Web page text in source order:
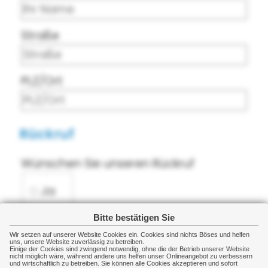
Bitte bestätigen Sie
Wir setzen auf unserer Website Cookies ein. Cookies sind nichts Böses und helfen
uns, unsere Website zuverlässig zu betreiben.
Einige der Cookies sind zwingend notwendig, ohne die der Betrieb unserer Website
nicht möglich wäre, während andere uns helfen unser Onlineangebot zu verbessern
und wirtschaftlich zu betreiben. Sie können alle Cookies akzeptieren und sofort
Straße
PLZ/Ort
Rückruf
Wünschen Sie unseren Rückruf
Wünschen Sie unseren Rückruf
Ja
Ihre Telefonnummer